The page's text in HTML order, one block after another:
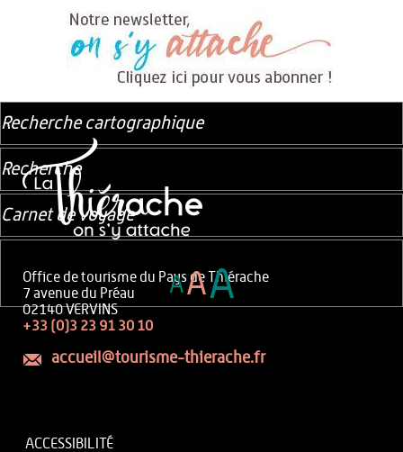
Office de tourisme du Pays de Thiérache
7 avenue du Préau
02140 VERVINS
+33 (0)3 23 91 30 10
accueil@tourisme-thierache.fr
ACCESSIBILITÉ
Recherche cartographique
Recherche
Carnet de voyage
AAA